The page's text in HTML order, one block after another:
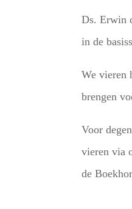
Ds. Erwin
in de
We vieren
brengen
Voor
vieren via
de